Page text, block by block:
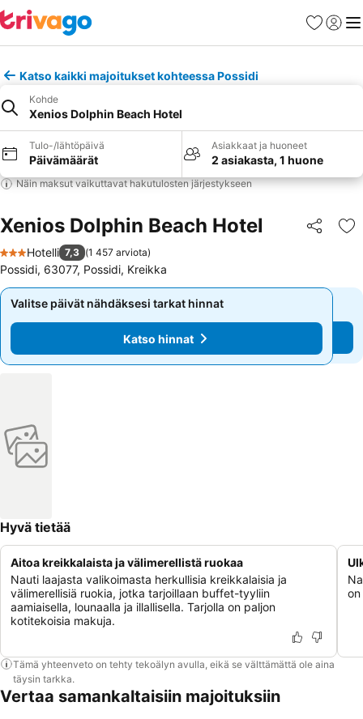
Suosikit
Katso kaikki majoitukset kohteessa Possidi
Kohde
Xenios Dolphin Beach Hotel
Tulo-/lähtöpäivä
Päivämäärät
Asiakkaat ja huoneet
2 asiakasta, 1 huone
Näin maksut vaikuttavat hakutulosten järjestykseen
Xenios Dolphin Beach Hotel Jaa
3 Tähtiluokitus
Hotelli 7,3 (1 457 arviota)
Possidi, 63077, Possidi, Kreikka
Valitse päivät nähdäksesi tarkat hinnat
Katso hinnat
Valitse päivät nähdäksesi tarkat hinnat
Katso hinnat
Hyvä tietää
Aitoa kreikkalaista ja välimerellistä ruokaa
Nauti laajasta valikoimasta herkullisia kreikkalaisia ja
välimerellisiä ruokia, jotka tarjoillaan buffet-tyyliin
aamiaisella, lounaalla ja illallisella. Tarjolla on paljon
kotitekoisia makuja.
Tämä yhteenveto on tehty tekoälyn avulla, eikä se välttämättä ole aina
täysin tarkka.
Vertaa samankaltaisiin majoituksiin